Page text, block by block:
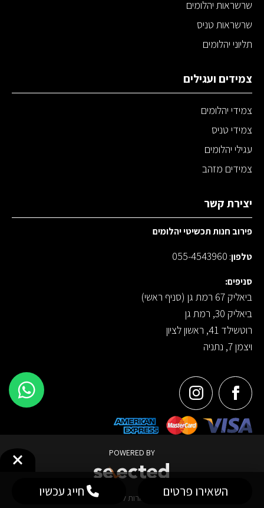
השאירו פרטים חייג עכשיו
שרשראות יהלומים
שרשראות טניס
תליוני יהלומים
צמידים ועגילים
צמידי יהלומים
צמידי טניס
עגילי יהלומים
צמידים מזהב
יצירת קשר
פירוב חנות תכשיטי יהלומים
טלפון:
055-4543960
סניפים:
ביאליק 67 רמת גן (סניף ראשי)
ביאליק 30, רמת גן
רוטשילד 41, ראשון לציון
ויצמן 7, נתניה
POWERED BY
© 2026 כל הזכויות שמורות לפירוב | תכשיטי יהלומים